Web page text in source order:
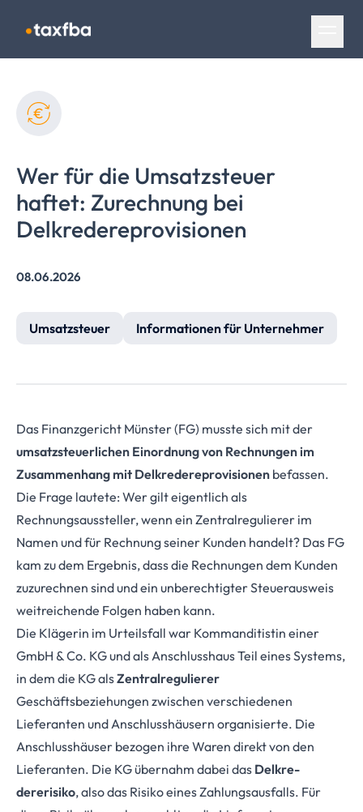
Navigation überspringen
Wer für die Umsatzsteuer
haftet: Zurechnung bei
Delkredereprovisionen
08.06.2026
Umsatzsteuer Informationen für Unternehmer
Das Finanzgericht Münster (FG) musste sich mit der
umsatzsteuerlichen Einordnung von Rechnungen im
Zusammenhang mit Delkredereprovisionen befassen.
Die Frage lautete: Wer gilt eigentlich als
Rechnungsaussteller, wenn ein Zentralregulierer im
Namen und für Rechnung seiner Kunden handelt? Das FG
kam zu dem Ergebnis, dass die Rechnungen dem Kunden
zuzurechnen sind und ein unberechtigter Steuerausweis
weitreichen­de Folgen haben kann.
Die Klägerin im Urteilsfall war Kommanditistin einer
GmbH & Co. KG und als Anschlusshaus Teil eines Systems,
in dem die KG alsZentralregulierer
Geschäftsbeziehungen zwi­schen verschiedenen
Lieferanten und Anschlusshäusern organisierte. Die
Anschlusshäuser bezogen ihre Waren direkt von den
Lieferanten. Die KG übernahm dabei das Delkre­
dererisiko, also das Risiko eines Zahlungsausfalls. Für